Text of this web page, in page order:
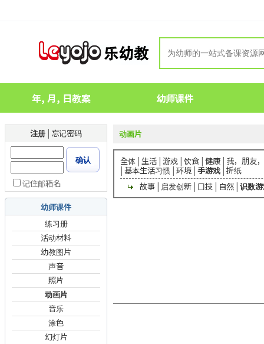
年, 月, 日教案 幼师课件
注册 | 忘记密码
确认
记住邮箱名
幼师课件
练习册
活动材料
幼教图片
声音
照片
动画片
音乐
涂色
幻灯片
动画片
全体 | 生活 | 游戏 | 饮食 | 健康 | 我，朋友
| 基本生活习惯 | 环境 | 手游戏 折纸
故事 | 启发创新 | 口技 | 自然 | 识数